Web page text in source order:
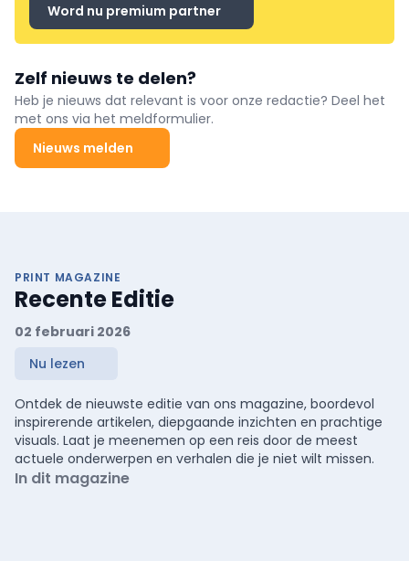
Word nu premium partner
Zelf nieuws te delen?
Heb je nieuws dat relevant is voor onze redactie? Deel het
met ons via het meldformulier.
Nieuws melden
PRINT MAGAZINE
Recente Editie
02 februari 2026
Nu lezen
Ontdek de nieuwste editie van ons magazine, boordevol
inspirerende artikelen, diepgaande inzichten en prachtige
visuals. Laat je meenemen op een reis door de meest
actuele onderwerpen en verhalen die je niet wilt missen.
In dit magazine